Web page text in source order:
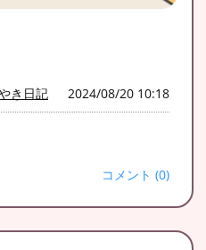
き日記 2024/08/20 10:18
コメント (0)